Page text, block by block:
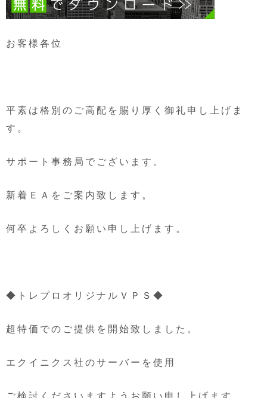
お客様各位
平素は格別のご高配を賜り厚く御礼申し上げま
す。
サポート事務局でございます。
新着ＥＡをご案内致します。
何卒よろしくお願い申し上げます。
◆トレプロオリジナルＶＰＳ◆
超特価でのご提供を開始致しました。
エクイニクス社のサーバーを使用
ご検討くださいますようお願い申し上げます。